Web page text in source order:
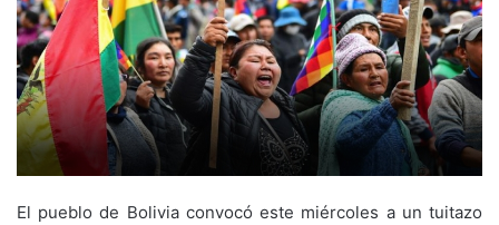
El pueblo de Bolivia convocó este miércoles a un tuitazo